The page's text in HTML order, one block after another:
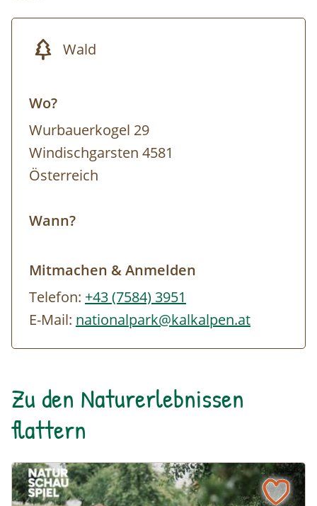
Wald
Wo?
Wurbauerkogel 29
Windischgarsten 4581
Österreich
Wann?
Mitmachen & Anmelden
Telefon: +43 (7584) 3951
E-Mail: nationalpark@kalkalpen.at
Zu den Naturerlebnissen
flattern